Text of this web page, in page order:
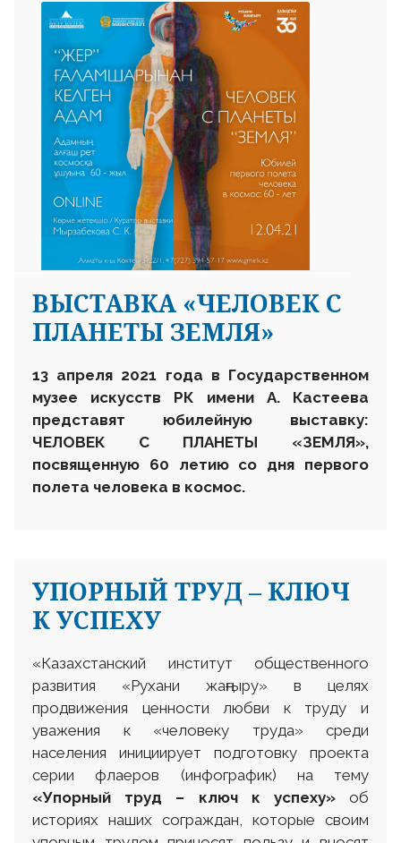
ВЫСТАВКА «ЧЕЛОВЕК С
ПЛАНЕТЫ ЗЕМЛЯ»
13 апреля 2021 года в Государственном
музее искусств РК имени А. Кастеева
представят юбилейную выставку:
ЧЕЛОВЕК С ПЛАНЕТЫ «ЗЕМЛЯ»,
посвященную 60 летию со дня первого
полета человека в космос.
УПОРНЫЙ ТРУД – КЛЮЧ
К УСПЕХУ
«Казахстанский институт общественного
развития «Рухани жаңғыру» в целях
продвижения ценности любви к труду и
уважения к «человеку труда» среди
населения инициирует подготовку проекта
серии флаеров (инфографик) на тему
«Упорный труд – ключ к успеху» об
историях наших сограждан, которые своим